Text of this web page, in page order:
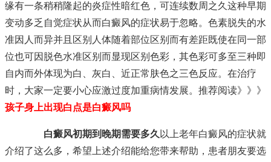
缘有一条稍稍隆起的炎症性暗红色，可连续数周之久这种早期
变动多乏自觉症状从而白癜风的症状易于忽略。色素脱失的水
准因人而异并且区别人体随着部位区别而有差距既使在同一部
位也可因脱色水准区别而显现区别色彩，其色彩可多至三种即
自内而外体现为白、灰白、近正常肤色之三色反应。在治疗
时，大家一定要小心应激过度加重病情发展。推荐阅读》》》
孩子身上出现白点是白癜风吗
白癜风初期到晚期需要多久 以上老年白癜风的症状就
介绍了这么多，希望上述介绍能给您带来帮助，患者朋友要选